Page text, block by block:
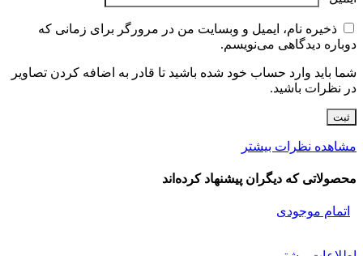
ذخیره نام، ایمیل و وبسایت من در مرورگر برای زمانی که
دوباره دیدگاهی می‌نویسم.
شما باید وارد حساب خود شده باشید تا قادر به اضافه کردن تصاویر
در نظرات باشید.
مشاهده نظرات بیشتر
محصولاتی که دیگران پیشنهاد کرده‌اند
اتمام موجودی